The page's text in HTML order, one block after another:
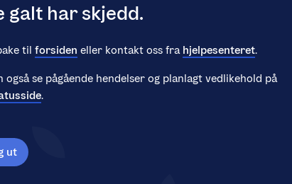
galt har skjedd.
til forsiden eller kontakt oss fra hjelpesenteret.
også se pågående hendelser og planlagt vedlikehold på
.
ut